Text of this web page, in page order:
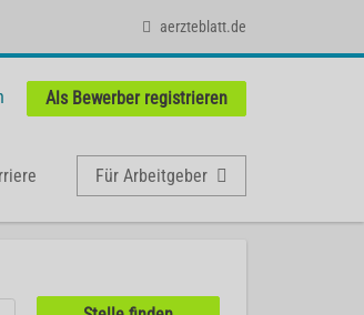
aerzteblatt.de
Als Bewerber registrieren
Für Arbeitgeber